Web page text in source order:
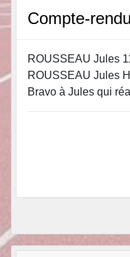
Compte-rendu
ROUSSEAU Jules
ROUSSEAU Jules
Bravo à Jules qui